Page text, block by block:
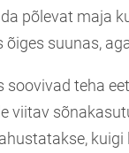
põlevat maja
suunas,
soovivad teha
viitav
kuigi